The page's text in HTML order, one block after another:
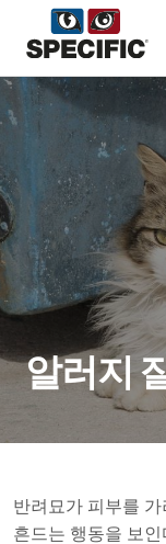
알러지
반려묘가 피부를
흔드는 행동을 보